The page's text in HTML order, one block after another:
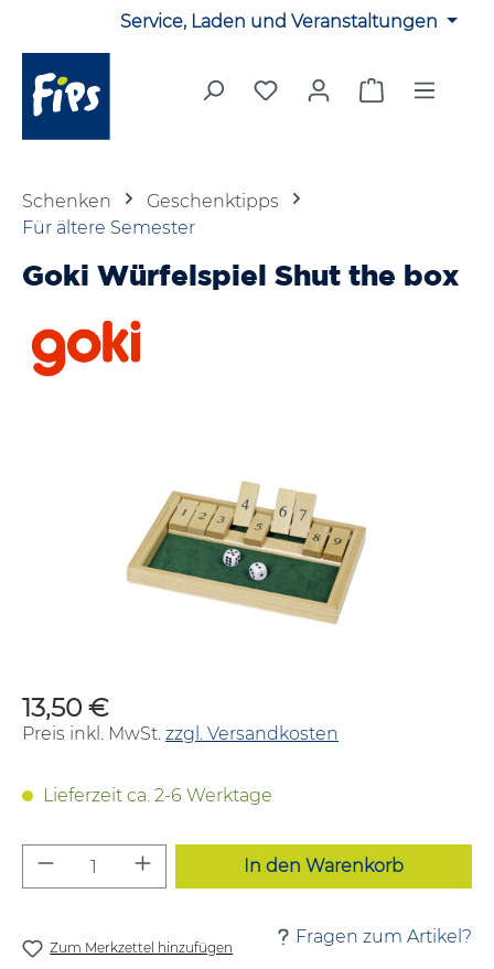
Zum Hauptinhalt springenService, Laden und Veranstaltungen
Du hast 0 Produkte auf
Warenkorb
Schenken
Geschenktipps
Für ältere Semester
Goki Würfelspiel Shut the box
Regulärer Preis:
13,50 €
Preis inkl. MwSt. zzgl. Versandkosten
Lieferzeit ca. 2-6 Werktage
Produkt Anzahl: Gib den
In den Warenkorb
Zum Merkzettel hinzufügen
Fragen zum Artikel?